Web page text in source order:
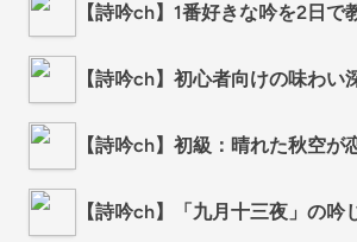
【詩吟ch】1番好きな吟を2日
【詩吟ch】初心者向けの味わ
【詩吟ch】初級：晴れた秋空
【詩吟ch】「九月十三夜」の